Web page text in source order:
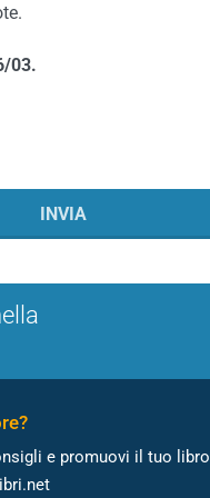
03.
e promuovi il tuo libro